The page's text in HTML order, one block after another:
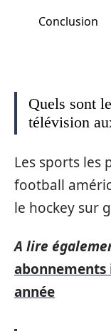
Conclusion
Quels sont
télévision
Les sports les
football
le hockey sur
A lire
abonnements
année